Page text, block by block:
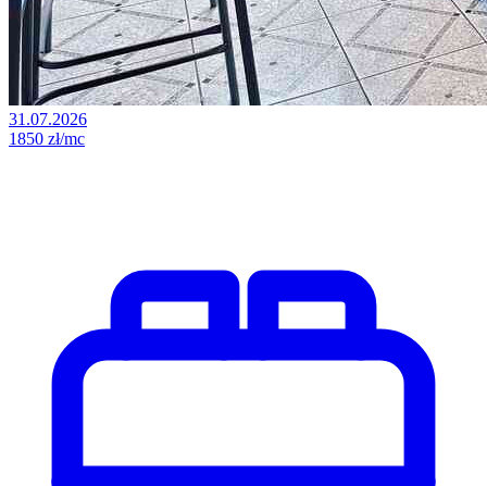
31.07.2026
1850 zł/mc